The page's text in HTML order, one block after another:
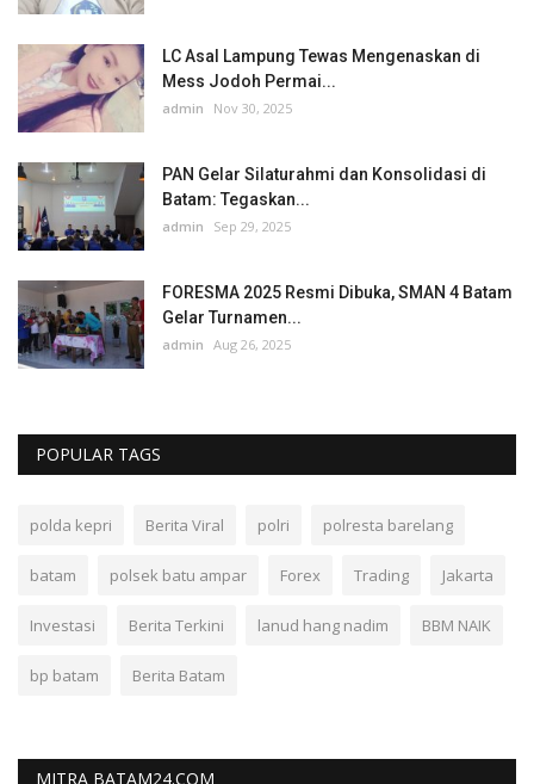
LC Asal Lampung Tewas Mengenaskan di
Mess Jodoh Permai...
admin Nov 30, 2025
PAN Gelar Silaturahmi dan Konsolidasi di
Batam: Tegaskan...
admin Sep 29, 2025
FORESMA 2025 Resmi Dibuka, SMAN 4 Batam
Gelar Turnamen...
admin Aug 26, 2025
POPULAR TAGS
polda kepri Berita Viral polri polresta barelang
batam polsek batu ampar Forex Trading Jakarta
Investasi Berita Terkini lanud hang nadim BBM NAIK
bp batam Berita Batam
MITRA BATAM24.COM